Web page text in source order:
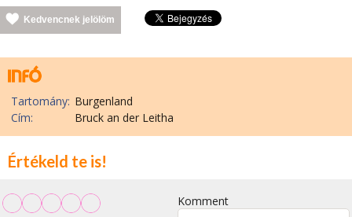
Kedvencnek jelölöm
Tartomány: Burgenland
Cím:
Bruck an der Leitha
Értékeld te is!
Komment